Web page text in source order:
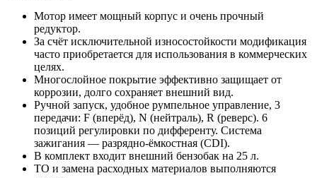
Мотор имеет мощный корпус и очень прочный
редуктор.
За счёт исключительной износостойкости модификация
часто приобретается для использования в коммерческих
целях.
Многослойное покрытие эффективно защищает от
коррозии, долго сохраняет внешний вид.
Ручной запуск, удобное румпельное управление, 3
передачи: F (вперёд), N (нейтраль), R (реверс). 6
позиций регулировки по дифференту. Система
зажигания — разрядно-ёмкостная (CDI).
В комплект входит внешний бензобак на 25 л.
ТО и замена расходных материалов выполняются